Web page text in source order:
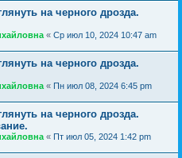
на черного дрозда.
« Ср июл 10, 2024 10:47 am
на черного дрозда.
« Пн июл 08, 2024 6:45 pm
на черного дрозда.
« Пт июл 05, 2024 1:42 pm